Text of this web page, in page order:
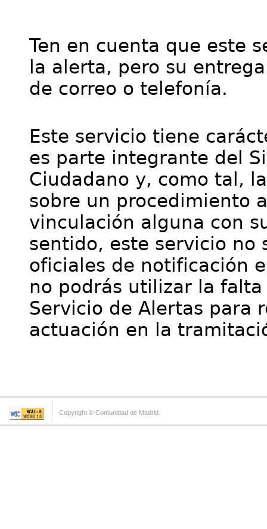
Ten en cuenta que este
la alerta, pero su
de correo o telefonía.
Este servicio tiene
es parte integrante del
Ciudadano y, como tal,
sobre un procedimiento
vinculación alguna con
sentido, este servicio no
oficiales de notificación
no podrás utilizar la
Servicio de Alertas para
actuación en la
Copyright © Comunidad de Madrid.